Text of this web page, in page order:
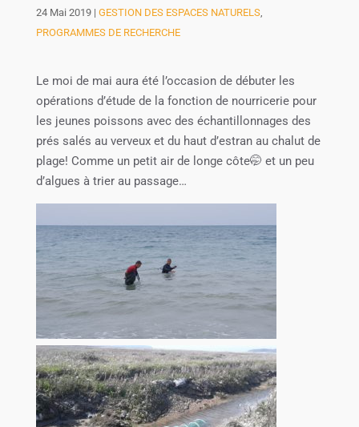
24 Mai 2019| GESTION DES ESPACES NATURELS,
PROGRAMMES DE RECHERCHE
Le moi de mai aura été l’occasion de débuter les
opérations d’étude de la fonction de nourricerie pour
les jeunes poissons avec des échantillonnages des
prés salés au verveux et du haut d’estran au chalut de
plage! Comme un petit air de longe côte🤭 et un peu
d’algues à trier au passage…